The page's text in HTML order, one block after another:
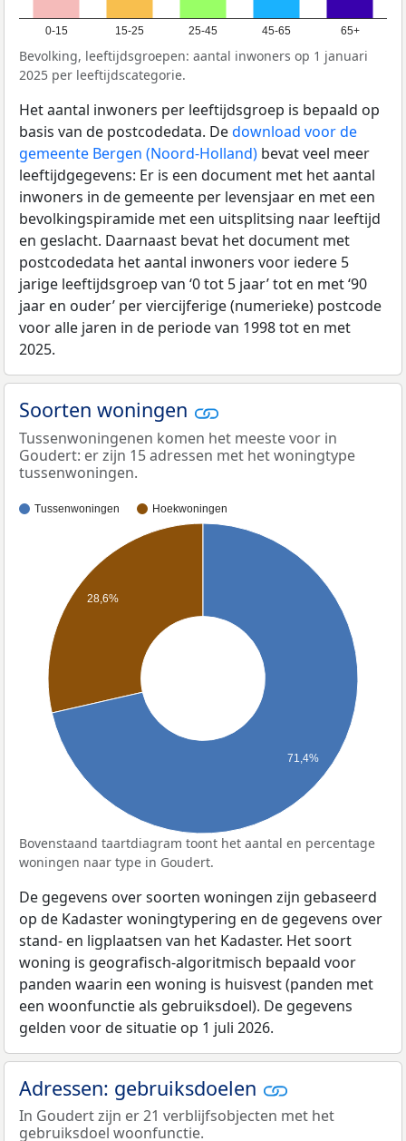
0-15 15-25 25-45 45-65 65+
Bevolking, leeftijdsgroepen: aantal inwoners op 1 januari
2025 per leeftijdscategorie.
Het aantal inwoners per leeftijdsgroep is bepaald op
basis van de postcodedata. Dedownload voor de
gemeente Bergen (Noord-Holland) bevat veel meer
leeftijdgegevens: Er is een document met het aantal
inwoners in de gemeente per levensjaar en met een
bevolkingspiramide met een uitsplitsing naar leeftijd
en geslacht. Daarnaast bevat het document met
postcodedata het aantal inwoners voor iedere 5
jarige leeftijdsgroep van ‘0 tot 5 jaar’ tot en met ‘90
jaar en ouder’ per viercijferige (numerieke) postcode
voor alle jaren in de periode van 1998 tot en met
2025.
Soorten woningen
Tussenwoningenen komen het meeste voor in
Goudert: er zijn 15 adressen met het woningtype
tussenwoningen.
Tussenwoningen Hoekwoningen
28,6%
71,4%
Bovenstaand taartdiagram toont het aantal en percentage
woningen naar type in Goudert.
De gegevens over soorten woningen zijn gebaseerd
op de Kadaster woningtypering en de gegevens over
stand- en ligplaatsen van het Kadaster. Het soort
woning is geografisch-algoritmisch bepaald voor
panden waarin een woning is huisvest (panden met
een woonfunctie als gebruiksdoel). De gegevens
gelden voor de situatie op 1 juli 2026.
Adressen: gebruiksdoelen
In Goudert zijn er 21 verblijfsobjecten met het
gebruiksdoel woonfunctie.